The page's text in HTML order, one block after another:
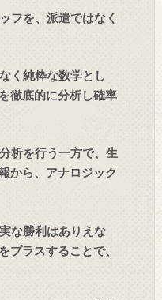
フを、派遣ではなく
く純粋な数学とし
徹底的に分析し確率
析を行う一方で、生
から、アナロジック
な勝利はありえな
プラスすることで、